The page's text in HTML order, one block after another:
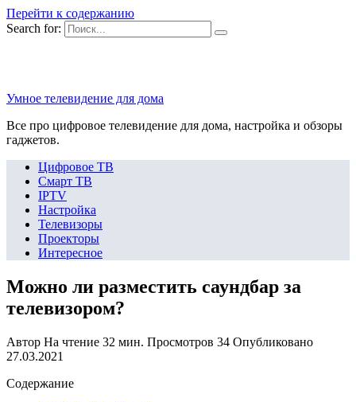
Перейти к содержанию
Search for:
Умное телевидение для дома
Все про цифровое телевидение для дома, настройка и обзоры
гаджетов.
Цифровое ТВ
Смарт ТВ
IPTV
Настройка
Телевизоры
Проекторы
Интересное
Можно ли разместить саундбар за
телевизором?
Автор На чтение 32 мин. Просмотров 34 Опубликовано
27.03.2021
Содержание